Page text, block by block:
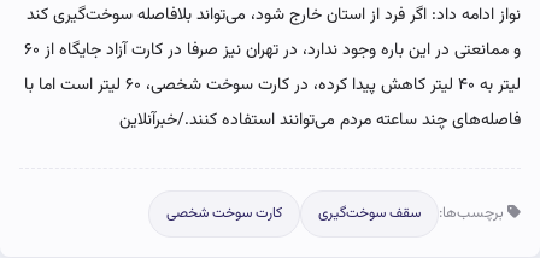
نواز ادامه داد: اگر فرد از استان خارج شود، می‌تواند بلافاصله سوخت‌گیری کند
و ممانعتی در این باره وجود ندارد، در تهران نیز صرفا در کارت آزاد جایگاه از ۶۰
لیتر به ۴۰ لیتر کاهش پیدا کرده، در کارت سوخت شخصی، ۶۰ لیتر است اما با
فاصله‌های چند ساعته مردم می‌توانند استفاده کنند./خبرآنلاین
برچسب‌ها: سقف سوخت‌گیری کارت سوخت شخصی